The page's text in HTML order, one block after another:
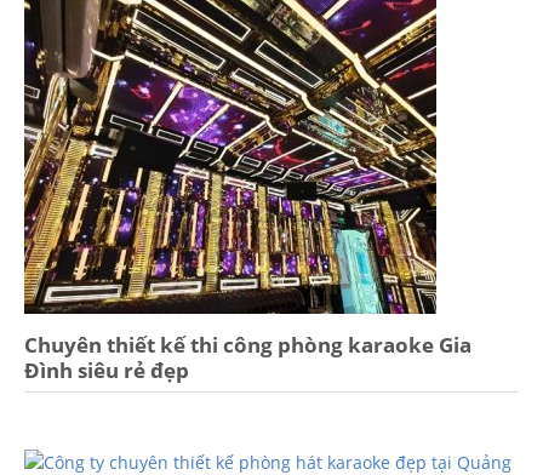
Chuyên thiết kế thi công phòng karaoke Gia
Đình siêu rẻ đẹp